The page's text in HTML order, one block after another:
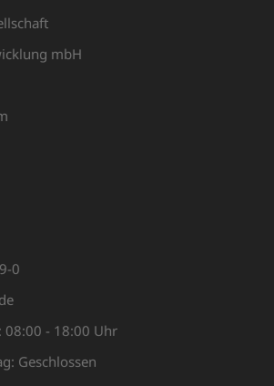
mbH
0
08:00 - 18:00 Uhr
Geschlossen